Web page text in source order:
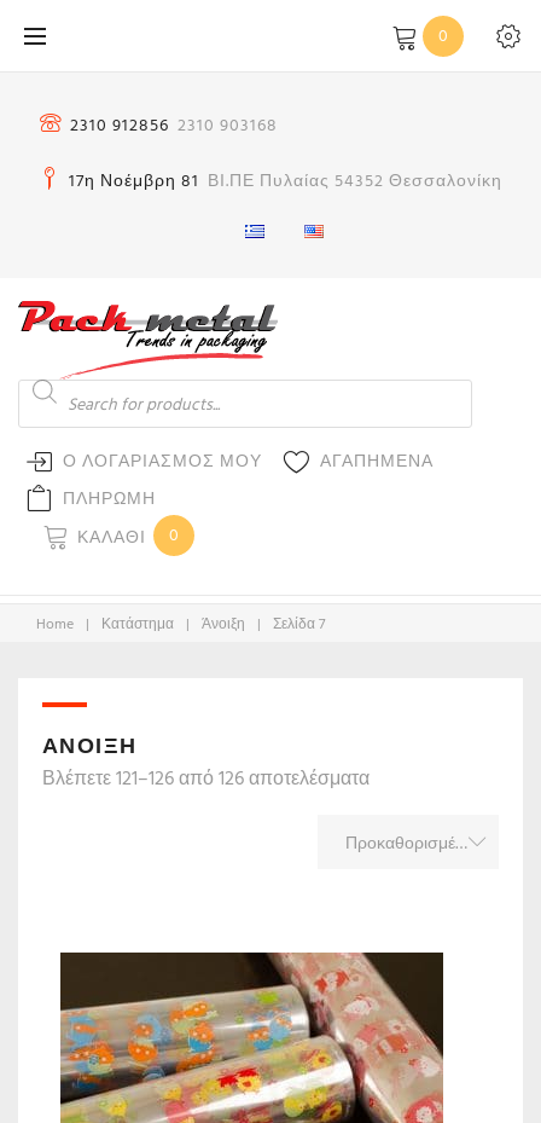
στο
0
2310 912856 2310 903168
17η Νοέμβρη 81 ΒΙ.ΠΕ Πυλαίας 54352 Θεσσαλονίκη
Products
search
Ο ΛΟΓΑΡΙΑΣΜΟΣ ΜΟΥ
ΑΓΑΠΗΜΕΝΑ
ΠΛΗΡΩΜΗ
ΚΑΛΆΘΙ
0
Home | Κατάστημα | Άνοιξη | Σελίδα 7
ΆΝΟΙΞΗ
Βλέπετε 121–126 από 126 αποτελέσματα